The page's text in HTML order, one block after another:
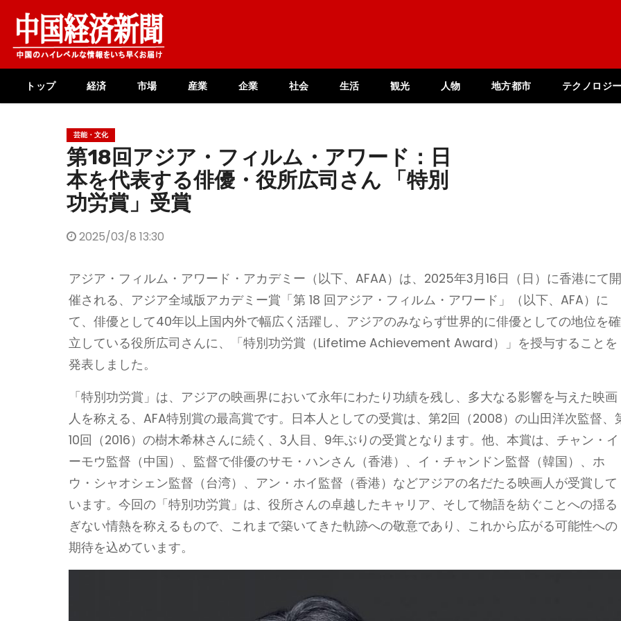
content
トップ 経済 市場 産業 企業 社会 生活 観光 人物 地方都市 テクノロジ
芸能・文化
第18回アジア・フィルム・アワード：日
本を代表する俳優・役所広司さん 「特別
功労賞」受賞
2025/03/8 13:30
アジア・フィルム・アワード・アカデミー（以下、AFAA）は、2025年3月16日（日）に香港にて
催される、アジア全域版アカデミー賞「第 18 回アジア・フィルム・アワード」（以下、AFA）に
て、俳優として40年以上国内外で幅広く活躍し、アジアのみならず世界的に俳優としての地位を確
立している役所広司さんに、「特別功労賞（Lifetime Achievement Award）」を授与することを
発表しました。
「特別功労賞」は、アジアの映画界において永年にわたり功績を残し、多大なる影響を与えた映画
人を称える、AFA特別賞の最高賞です。日本人としての受賞は、第2回（2008）の山田洋次監督、
10回（2016）の樹木希林さんに続く、3人目、9年ぶりの受賞となります。他、本賞は、チャン・イ
ーモウ監督（中国）、監督で俳優のサモ・ハンさん（香港）、イ・チャンドン監督（韓国）、ホ
ウ・シャオシェン監督（台湾）、アン・ホイ監督（香港）などアジアの名だたる映画人が受賞して
います。今回の「特別功労賞」は、役所さんの卓越したキャリア、そして物語を紡ぐことへの揺る
ぎない情熱を称えるもので、これまで築いてきた軌跡への敬意であり、これから広がる可能性への
期待を込めています。